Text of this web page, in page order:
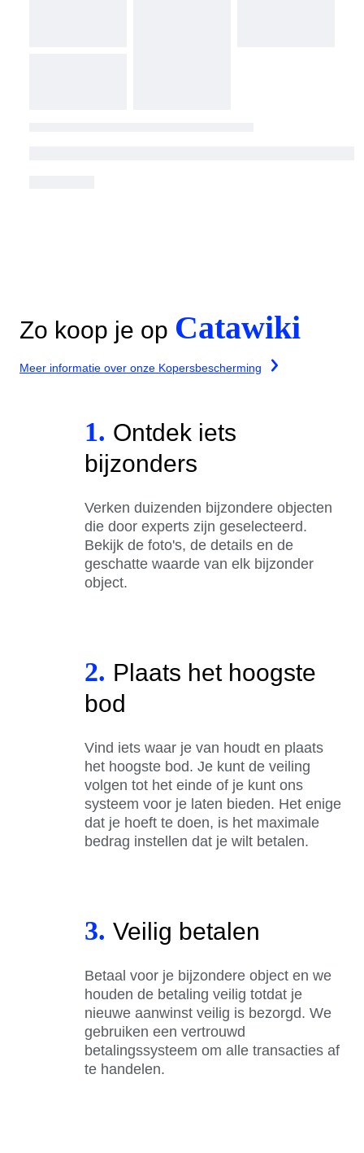
Zo koop je op Catawiki
Meer informatie over onze Kopersbescherming
1. Ontdek iets
bijzonders
Verken duizenden bijzondere objecten
die door experts zijn geselecteerd.
Bekijk de foto's, de details en de
geschatte waarde van elk bijzonder
object.
2. Plaats het hoogste
bod
Vind iets waar je van houdt en plaats
het hoogste bod. Je kunt de veiling
volgen tot het einde of je kunt ons
systeem voor je laten bieden. Het enige
dat je hoeft te doen, is het maximale
bedrag instellen dat je wilt betalen.
3. Veilig betalen
Betaal voor je bijzondere object en we
houden de betaling veilig totdat je
nieuwe aanwinst veilig is bezorgd. We
gebruiken een vertrouwd
betalingssysteem om alle transacties af
te handelen.